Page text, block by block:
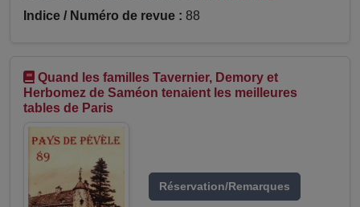
Indice / Numéro de revue : 88
Quand les familles Tavernier, Demory et
Herbomez de Saméon tenaient les meilleures
tables de Paris
Réservation/Remarques